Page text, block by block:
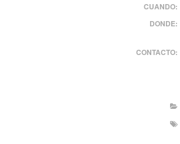
CUANDO:
DONDE:
CONTACTO: